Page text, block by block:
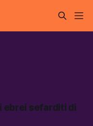
ebrei sefarditi di